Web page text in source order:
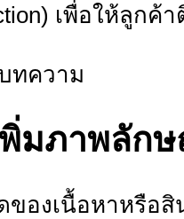
เพื่อให้ลูกค้
พิ่มภาพลัก
ของเนื้อหาหรือ